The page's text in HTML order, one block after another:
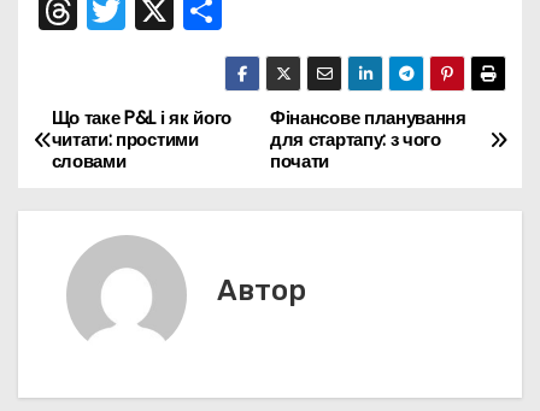
c
b
o
o
k
ai er
st
a
ts
A
p
k
e
dI
n
s
s
e
n
g
y
p
e
e
gr
a
m
er
a
d
s
er
о
ді
л
т
с
Н
а
Фінансове планування
для стартапу: з чого
почати
Що таке P&L і як його
читати: простими
словами
Автор